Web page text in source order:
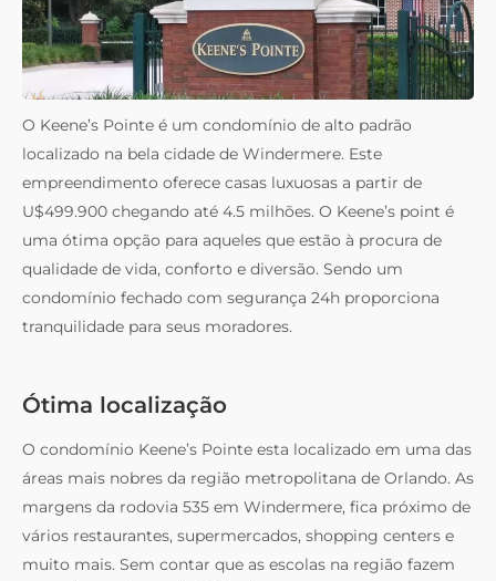
O Keene’s Pointe é um condomínio de alto padrão
localizado na bela cidade de Windermere. Este
empreendimento oferece casas luxuosas a partir de
U$499.900 chegando até 4.5 milhões. O Keene’s point é
uma ótima opção para aqueles que estão à procura de
qualidade de vida, conforto e diversão. Sendo um
condomínio fechado com segurança 24h proporciona
tranquilidade para seus moradores.
Ótima localização
O condomínio Keene’s Pointe esta localizado em uma das
áreas mais nobres da região metropolitana de Orlando. As
margens da rodovia 535 em Windermere, fica próximo de
vários restaurantes, supermercados, shopping centers e
muito mais. Sem contar que as escolas na região fazem